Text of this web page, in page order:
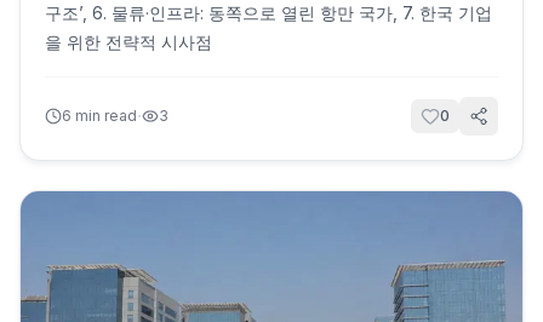
구조’, 6. 물류·인프라: 동쪽으로 열린 항만 국가, 7. 한국 기업
을 위한 전략적 시사점
6 min read· 3 0